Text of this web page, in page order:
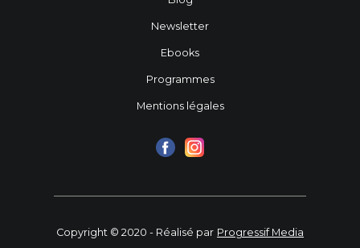
Newsletter
Ebooks
Programmes
Mentions légales
Copyright © 2020 - Réalisé par Progressif Media